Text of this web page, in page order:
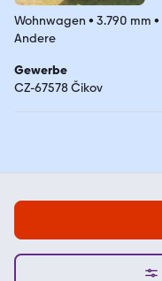
Wohnwagen • 3.790 mm •
Andere
Gewerbe
CZ-67578 Čikov